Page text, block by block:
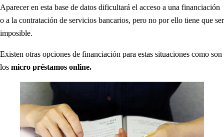
Aparecer en esta base de datos dificultará el acceso a una financiación
o a la contratación de servicios bancarios, pero no por ello tiene que ser
imposible.
Existen otras opciones de financiación para estas situaciones como son
los micro préstamos online.